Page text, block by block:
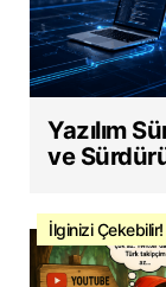
Yazılım
ve
İlginizi Çekebilir!